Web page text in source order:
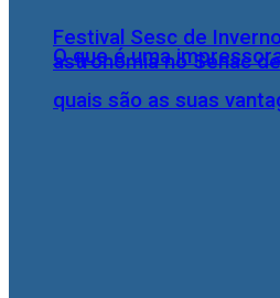
O que é uma
quais são as suas
Festival Sesc de
astronomia no Senac